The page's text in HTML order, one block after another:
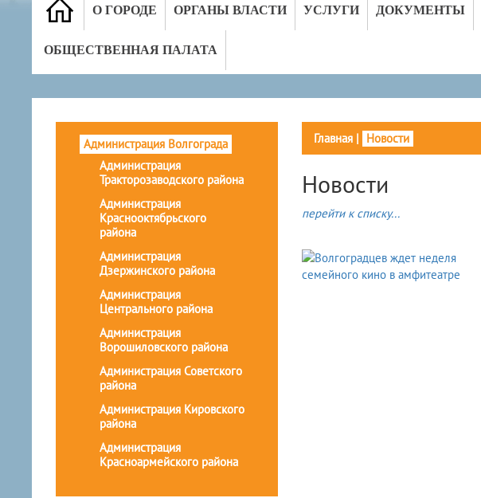
О ГОРОДЕ ОРГАНЫ ВЛАСТИ УСЛУГИ ДОКУМЕНТЫ
ОБЩЕСТВЕННАЯ ПАЛАТА
Администрация Волгограда
Администрация
Тракторозаводского района
Администрация
Краснооктябрьского
района
Администрация
Дзержинского района
Администрация
Центрального района
Администрация
Ворошиловского района
Администрация Советского
района
Администрация Кировского
района
Администрация
Красноармейского района
Главная| Новости
Новости
перейти к списку...